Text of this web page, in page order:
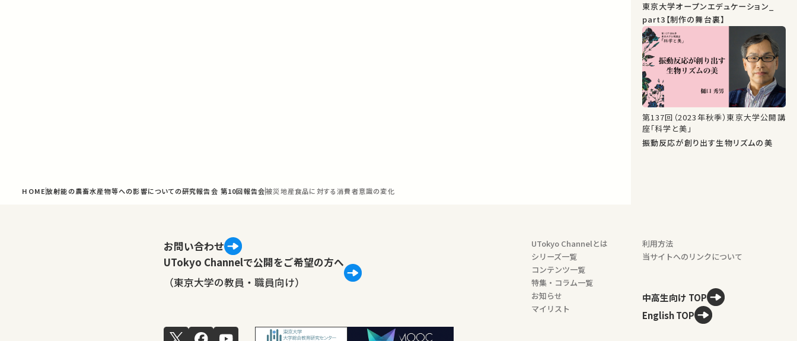
HOME放射能の農畜水産物等への影響についての研究報告会 第10回報告会被災地産食品に対する消費者意識の変化
東京大学オープンエデュケーション_
part3【制作の舞台裏】
第137回（2023年秋季）東京大学公開講
座「科学と美」
振動反応が創り出す生物リズムの美
お問い合わせ
UTokyo Channelで公開をご希望の方へ
（東京大学の教員・職員向け）
UTokyo Channelとは
シリーズ一覧
コンテンツ一覧
特集・コラム一覧
お知らせ
マイリスト
利用方法
当サイトへのリンクについて
中高生向け TOP
English TOP